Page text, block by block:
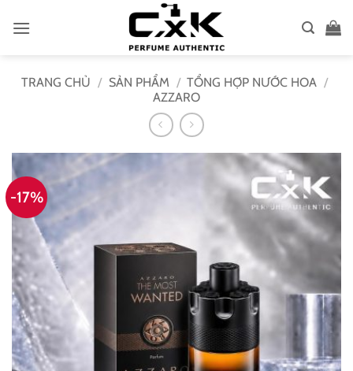
qua
TRANG CHỦ / SẢN PHẨM / TỔNG HỢP NƯỚC HOA /
AZZARO
-17%